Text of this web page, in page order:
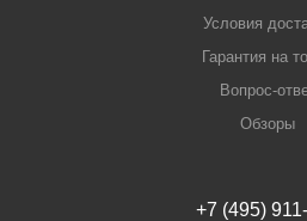
Условия
Гарантия на
Вопрос-
Обзоры
+7 (495)